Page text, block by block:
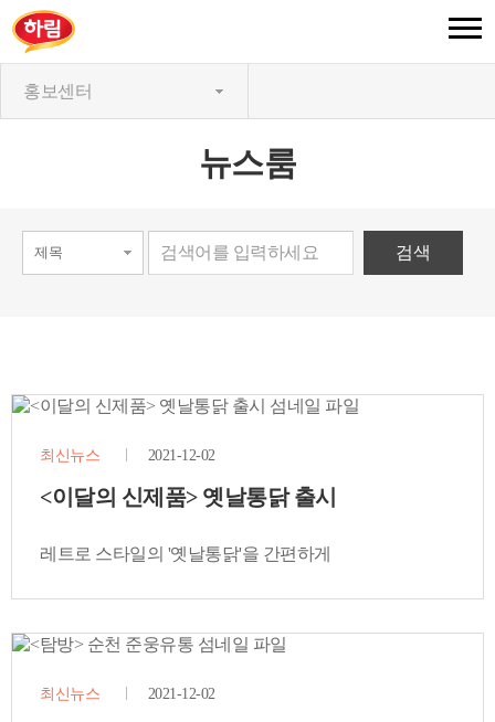
홍보센터
뉴스룸
최신뉴스 2021-12-02
<이달의 신제품> 옛날통닭 출시
레트로 스타일의 '옛날통닭'을 간편하게
최신뉴스 2021-12-02